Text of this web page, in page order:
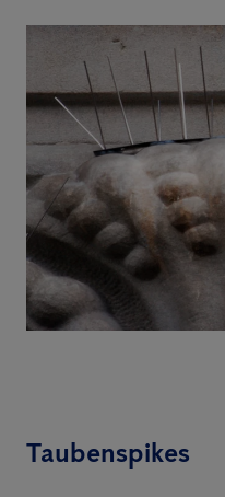
Taubenspikes